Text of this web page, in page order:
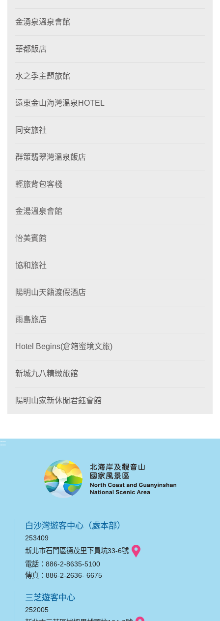
金湧泉溫泉會館
華都飯店
水之季主題旅館
遠東金山海灣溫泉HOTEL
同安旅社
群策翡翠灣溫泉飯店
輕旅背包客棧
金湯溫泉會館
怡美賓館
協和旅社
陽明山天籟渡假酒店
雨島旅店
Hotel Begins(倉箱蜜境文旅)
新城九八精緻旅館
陽明山家新休閒君鈺會館
:::
白沙灣遊客中心（處本部）
253409
新北市石門區德茂里下員坑33-6號
電話：886-2-8635-5100
傳真：886-2-2636- 6675
三芝遊客中心
252005